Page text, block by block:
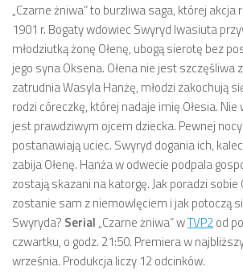
„Czarne żniwa”to burzliwa saga, której akcja
1901 r. Bogaty wdowiec Swyryd Iwasiuta
młodziutką żonę Ołenę, ubogą sierotę bez
jego syna Oksena. Ołena nie jest szczęśliwa
zatrudnia Wasyla Hanżę, młodzi zakochują
rodzi córeczkę, której nadaje imię Ołesia.
jest prawdziwym ojcem dziecka. Pewnej nocy
postanawiają uciec. Swyryd dogania ich,
zabija Ołenę. Hanża w odwecie podpala
zostają skazani na katorgę. Jak poradzi sobie
zostanie sam z niemowlęciem i jak potoczą
Swyryda? Serial „Czarne żniwa” wTVP2od
czwartku, o godz. 21:50. Premiera w
września. Produkcja liczy 12 odcinków.